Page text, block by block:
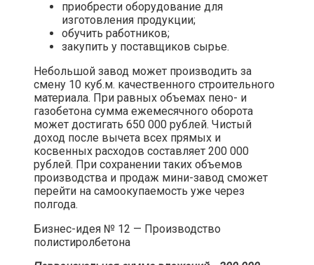
приобрести оборудование для
изготовления продукции;
обучить работников;
закупить у поставщиков сырье.
Небольшой завод может производить за
смену 10 куб.м. качественного строительного
материала. При равных объемах пено- и
газобетона сумма ежемесячного оборота
может достигать 650 000 рублей. Чистый
доход после вычета всех прямых и
косвенных расходов составляет 200 000
рублей. При сохранении таких объемов
производства и продаж мини-завод сможет
перейти на самоокупаемость уже через
полгода.​
Бизнес-идея № 12 — Производство
полистиролбетона​